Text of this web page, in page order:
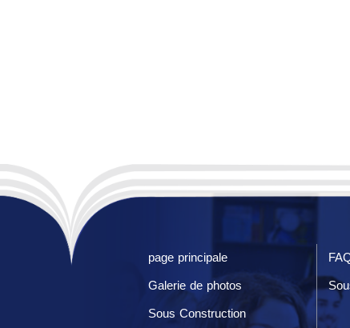
page principale
Galerie de photos
Sous Construction